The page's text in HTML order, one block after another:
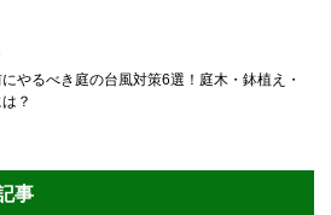
やるべき庭の台風対策6選！庭木・鉢植え・
？
事